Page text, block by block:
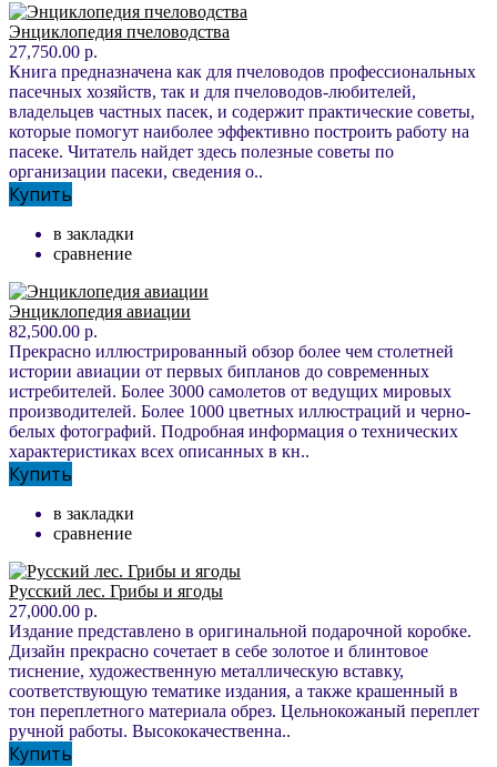
Энциклопедия пчеловодства
27,750.00 р.
Книга предназначена как для пчеловодов профессиональных
пасечных хозяйств, так и для пчеловодов-любителей,
владельцев частных пасек, и содержит практические советы,
которые помогут наиболее эффективно построить работу на
пасеке. Читатель найдет здесь полезные советы по
организации пасеки, сведения о..
Купить
в закладки
сравнение
Энциклопедия авиации
82,500.00 р.
Прекрасно иллюстрированный обзор более чем столетней
истории авиации от первых бипланов до современных
истребителей. Более 3000 самолетов от ведущих мировых
производителей. Более 1000 цветных иллюстраций и черно-
белых фотографий. Подробная информация о технических
характеристиках всех описанных в кн..
Купить
в закладки
сравнение
Русский лес. Грибы и ягоды
27,000.00 р.
Издание представлено в оригинальной подарочной коробке.
Дизайн прекрасно сочетает в себе золотое и блинтовое
тиснение, художественную металлическую вставку,
соответствующую тематике издания, а также крашенный в
тон переплетного материала обрез. Цельнокожаный переплет
ручной работы. Высококачественна..
Купить